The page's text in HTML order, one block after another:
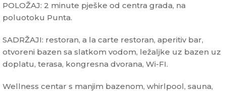
POLOŽAJ: 2 minute pješke od centra grada, na
poluotoku Punta.
SADRŽAJI: restoran, a la carte restoran, aperitiv bar,
otvoreni bazen sa slatkom vodom, ležaljke uz bazen uz
doplatu, terasa, kongresna dvorana, Wi-FI.
Wellness centar s manjim bazenom, whirlpool, sauna,